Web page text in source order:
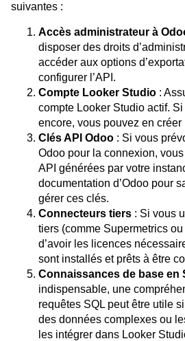
suivantes :
Accès administrateur à
disposer des droits
accéder aux options
configurer l’API.
Compte Looker Studio :
compte Looker Studio actif.
encore, vous pouvez en créer
Clés API Odoo : Si vous
Odoo pour la connexion,
API générées par votre
documentation d’Odoo pour
gérer ces clés.
Connecteurs tiers : Si vous
tiers (comme Supermetrics
d’avoir les licences
sont installés et prêts à être
Connaissances de base en
indispensable, une
requêtes SQL peut être utile
des données complexes ou
les intégrer dans Looker